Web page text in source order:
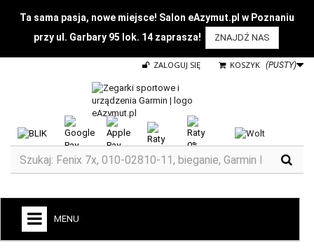
Ta sama pasja, nowe miejsce! Salon eAzymut.pl w Poznaniu
przy ul. Garbary 95 lok. 14 zaprasza!
ZNAJDŹ NAS
KOSZYK (PUSTY)
ZALOGUJ SIĘ
MENU